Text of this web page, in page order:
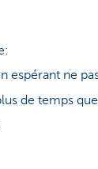
espérant ne
de temps